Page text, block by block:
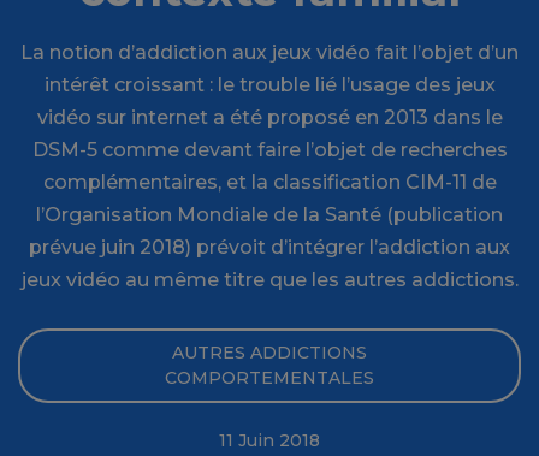
La notion d’addiction aux jeux vidéo fait l’objet d’un
intérêt croissant : le trouble lié l’usage des jeux
vidéo sur internet a été proposé en 2013 dans le
DSM-5 comme devant faire l’objet de recherches
complémentaires, et la classification CIM-11 de
l’Organisation Mondiale de la Santé (publication
prévue juin 2018) prévoit d’intégrer l’addiction aux
jeux vidéo au même titre que les autres addictions.
AUTRES ADDICTIONS
COMPORTEMENTALES
11 Juin 2018